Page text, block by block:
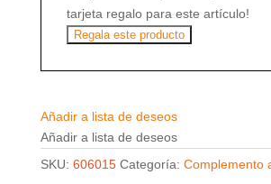
tarjeta regalo para este artículo!
Regala este producto
Añadir a lista de deseos
Añadir a lista de deseos
SKU: 606015 Categoría: Complemento